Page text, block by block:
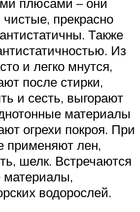
чистые, прекрасно
Также
Из
и легко мнутся,
после стирки,
и сесть, выгорают
материалы
огрехи покроя. При
применяют лен,
шелк. Встречаются
материалы,
водорослей.